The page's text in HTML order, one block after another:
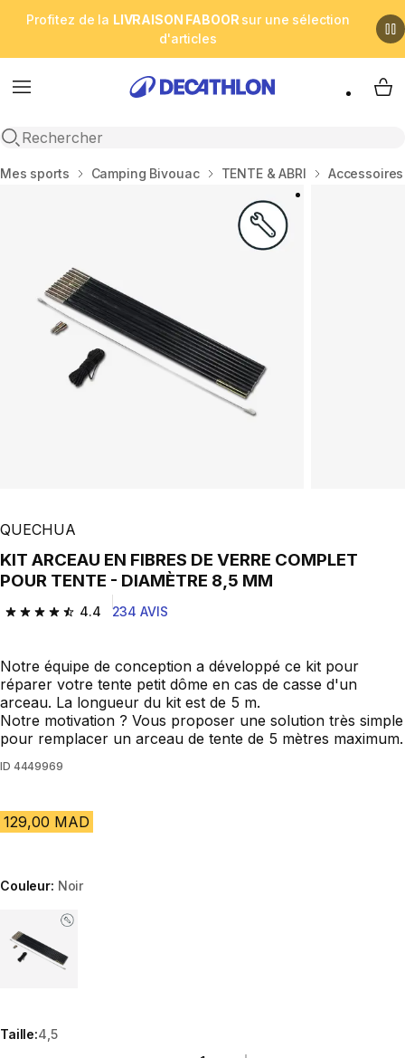
Profitez de la LIVRAISON FABOOR sur une sélection
d'articles
Menu
Open search
My
Accueil
Mes sports Camping Bivouac TENTE & ABRI
QUECHUA
KIT ARCEAU EN FIBRES DE VERRE COMPLET
POUR TENTE - DIAMÈTRE 8,5 MM
4.4
4.4 out of 5 stars from 234 reviews
234 AVIS
Notre équipe de conception a développé ce kit pour
réparer votre tente petit dôme en cas de casse d'un
arceau. La longueur du kit est de 5 m.
Notre motivation ? Vous proposer une solution très simple
pour remplacer un arceau de tente de 5 mètres maximum.
ID 4449969
129,00 MAD
Couleur: Noir
Choose a variant
Taille:4,5